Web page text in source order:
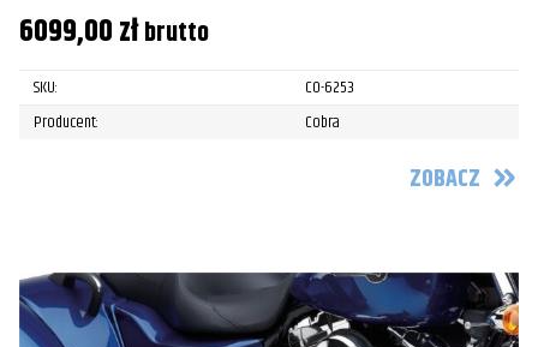
6099,00złbrutto
SKU:
CO-6253
Producent:
Cobra
ZOBACZ